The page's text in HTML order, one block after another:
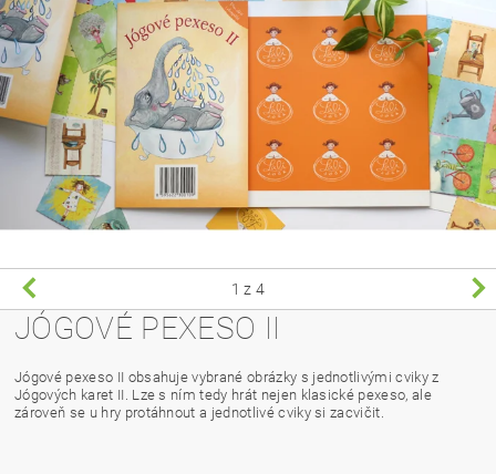
1 z 4
JÓGOVÉ PEXESO II
Jógové pexeso II obsahuje vybrané obrázky s jednotlivými cviky z
Jógových karet II. Lze s ním tedy hrát nejen klasické pexeso, ale
zároveň se u hry protáhnout a jednotlivé cviky si zacvičit.